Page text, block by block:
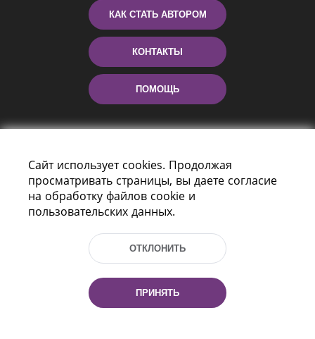
КАК СТАТЬ АВТОРОМ
КОНТАКТЫ
ПОМОЩЬ
г. Минск, Республика Беларусь, 220114
Тел.: (+375 17) 368 37 37, Факс: (+375 17)
Эл. почта: inbox@nlb.by
Сайт использует cookies. Продолжая
просматривать страницы, вы даете согласие
на обработку файлов cookie и
пользовательских данных.
ОТКЛОНИТЬ
ПРИНЯТЬ